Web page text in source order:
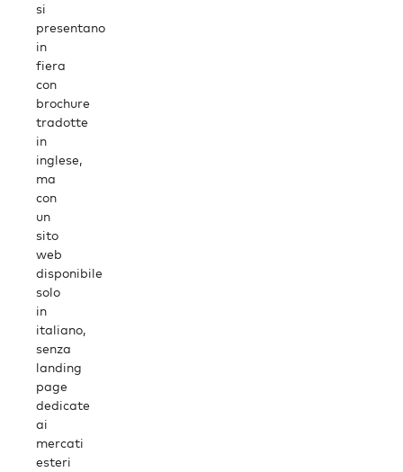
si
presentano
in
fiera
con
brochure
tradotte
in
inglese,
ma
con
un
sito
web
disponibile
solo
in
italiano,
senza
landing
page
dedicate
ai
mercati
esteri